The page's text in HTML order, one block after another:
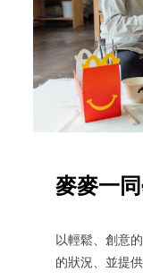
麥麥一
以輕鬆、創意
的狀況、並提